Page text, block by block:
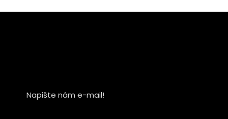
Napište nám e-mail!